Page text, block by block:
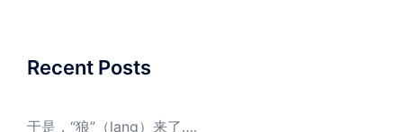
Recent Posts
于是，“狼”（lang）来了….